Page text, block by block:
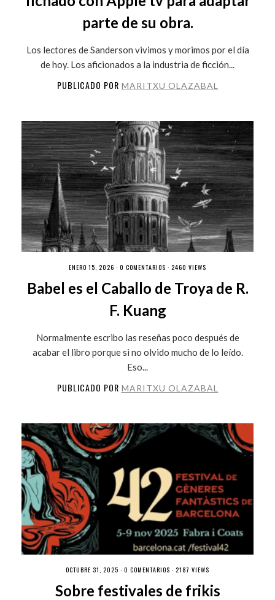
parte de su obra.
Los lectores de Sanderson vivimos y morimos por el día
de hoy. Los aficionados a la industria de ficción...
PUBLICADO POR MARITXU OLAZABAL
ENERO 15, 2026 · 0 COMENTARIOS · 2460 VIEWS
Babel es el Caballo de Troya de R.
F. Kuang
Normalmente escribo las reseñas poco después de
acabar el libro porque si no olvido mucho de lo leído.
Eso...
PUBLICADO POR MARITXU OLAZABAL
OCTUBRE 31, 2025 · 0 COMENTARIOS · 2187 VIEWS
Sobre festivales de frikis